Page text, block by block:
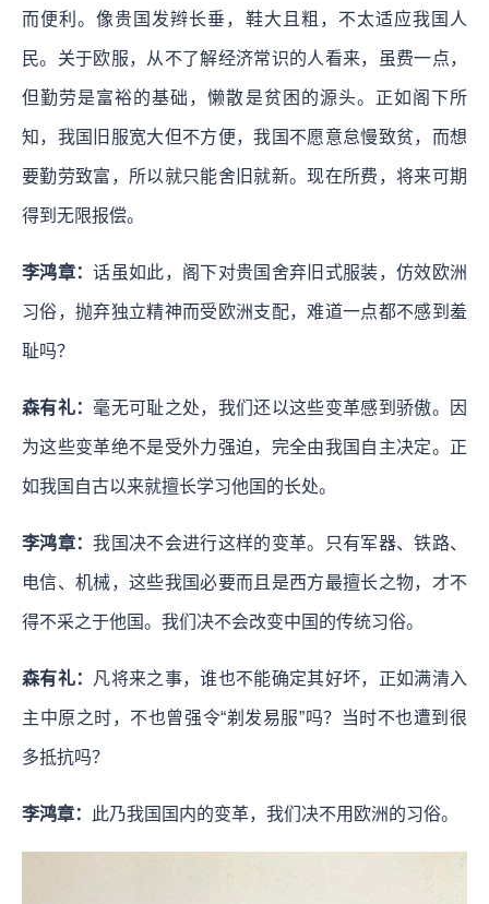
而便利。像贵国发辫长垂，鞋大且粗，不太适应我国人
民。关于欧服，从不了解经济常识的人看来，虽费一点，
但勤劳是富裕的基础，懒散是贫困的源头。正如阁下所
知，我国旧服宽大但不方便，我国不愿意怠慢致贫，而想
要勤劳致富，所以就只能舍旧就新。现在所费，将来可期
得到无限报偿。
李鸿章：话虽如此，阁下对贵国舍弃旧式服装，仿效欧洲
习俗，抛弃独立精神而受欧洲支配，难道一点都不感到羞
耻吗？
森有礼： 毫无可耻之处，我们还以这些变革感到骄傲。因
为这些变革绝不是受外力强迫，完全由我国自主决定。正
如我国自古以来就擅长学习他国的长处。
李鸿章：我国决不会进行这样的变革。只有军器、铁路、
电信、机械，这些我国必要而且是西方最擅长之物，才不
得不采之于他国。我们决不会改变中国的传统习俗。
森有礼： 凡将来之事，谁也不能确定其好坏，正如满清入
主中原之时，不也曾强令“剃发易服”吗？当时不也遭到很
多抵抗吗？
李鸿章： 此乃我国国内的变革，我们决不用欧洲的习俗。